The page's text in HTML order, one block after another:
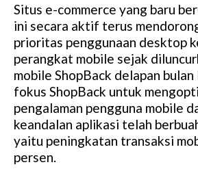
Situs e-commerce yang baru
ini secara aktif terus
prioritas penggunaan desktop
perangkat mobile sejak
mobile ShopBack delapan
fokus ShopBack untuk
pengalaman pengguna mobile
keandalan aplikasi telah
yaitu peningkatan transaksi
persen.